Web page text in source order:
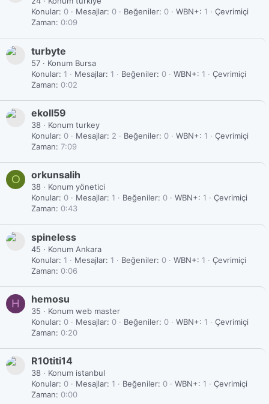
Konular 0 Mesajlar 0 Beğeniler 0 WBN+ 1
Çevrimiçi
Zaman
0:09
turbyte
57 · Konum Bursa
Konular 1 Mesajlar 1 Beğeniler 0 WBN+ 1
Çevrimiçi
Zaman
0:02
ekoll59
38 · Konum turkey
Konular 0 Mesajlar 2 Beğeniler 0 WBN+ 1
Çevrimiçi
Zaman
7:09
O orkunsalih
38 · Konum yönetici
Konular 0 Mesajlar 1 Beğeniler 0 WBN+ 1
Çevrimiçi
Zaman
0:43
spineless
45 · Konum Ankara
Konular 1 Mesajlar 1 Beğeniler 0 WBN+ 1
Çevrimiçi
Zaman
0:06
H hemosu
35 · Konum web master
Konular 0 Mesajlar 0 Beğeniler 0 WBN+ 1
Çevrimiçi
Zaman
0:20
R10titi14
38 · Konum istanbul
Konular 0 Mesajlar 1 Beğeniler 0 WBN+ 1
Çevrimiçi
Zaman
0:00